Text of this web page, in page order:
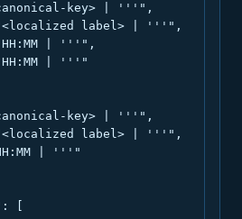
key> | '''",
label> | '''",
| '''",
| '''"
key> | '''",
label> | '''",
| '''"
[